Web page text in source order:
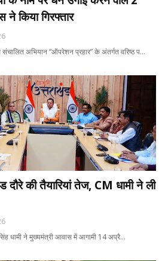
ने किया गिरफ्तार
अभियान “ऑपरेशन प्रहार” के अंतर्गत वरिष्ठ प…
दौरे की तैयारियां तेज, CM धामी ने ली
धामी ने मुख्यमंत्री आवास में आगामी 14 अप्रै…